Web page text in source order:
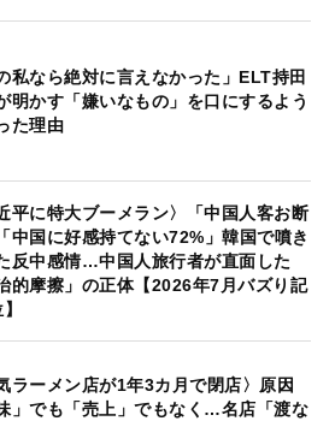
私なら絶対に言えなかった」ELT持田
明かす「嫌いなもの」を口にするよう
た理由
平に特大ブーメラン〉「中国人客お断
中国に好感持てない72%」韓国で噴き
反中感情…中国人旅行者が直面した
的摩擦」の正体【2026年7月バズり記
ラーメン店が1年3カ月で閉店〉原因
」でも「売上」でもなく…名店「渡な